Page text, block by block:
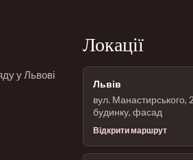
у Львові
Локації
Львів
вул. Манастирського,
будинку, фасад
Відкрити маршрут